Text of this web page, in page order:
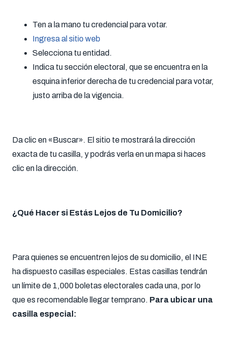
Ten a la mano tu credencial para votar.
Ingresa al sitio web
Selecciona tu entidad.
Indica tu sección electoral, que se encuentra en la
esquina inferior derecha de tu credencial para votar,
justo arriba de la vigencia.
Da clic en «Buscar». El sitio te mostrará la dirección
exacta de tu casilla, y podrás verla en un mapa si haces
clic en la dirección.
¿Qué Hacer si Estás Lejos de Tu Domicilio?
Para quienes se encuentren lejos de su domicilio, el INE
ha dispuesto casillas especiales. Estas casillas tendrán
un límite de 1,000 boletas electorales cada una, por lo
que es recomendable llegar temprano. Para ubicar una
casilla especial: